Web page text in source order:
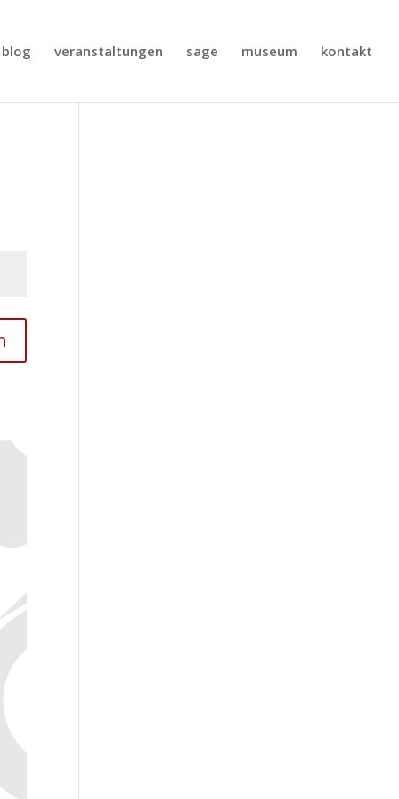
blog veranstaltungen sage museum kontakt